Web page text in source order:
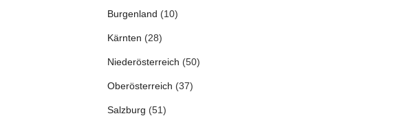
Burgenland (10)
Kärnten (28)
Niederösterreich (50)
Oberösterreich (37)
Salzburg (51)